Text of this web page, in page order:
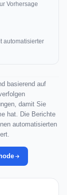
Vorhersage
automatisierter
basierend auf
damit Sie
hat. Die Berichte
automatisierten